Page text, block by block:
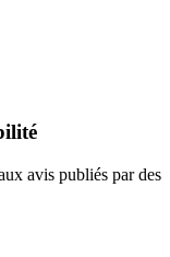
avis publiés par des